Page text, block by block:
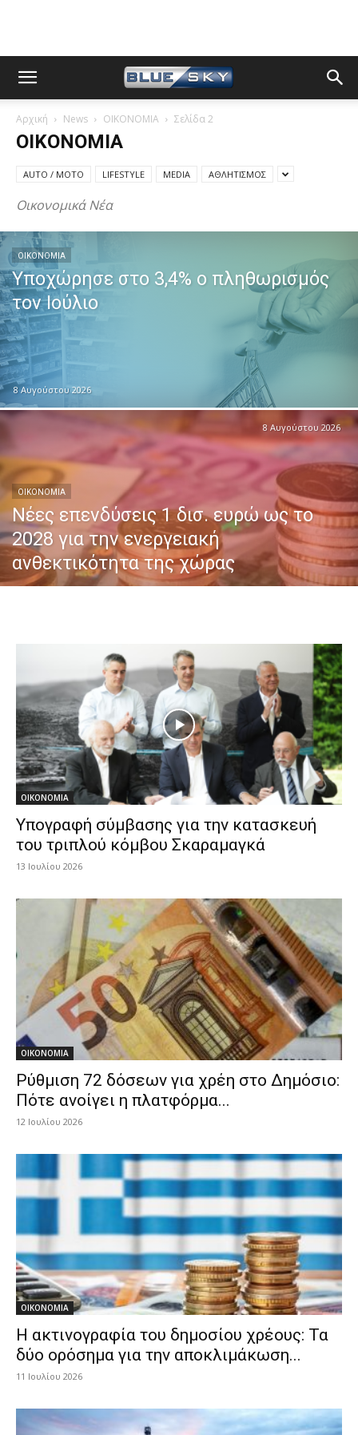
Αρχική News ΟΙΚΟΝΟΜΙΑ Σελίδα 2
ΟΙΚΟΝΟΜΙΑ
AUTO / MOTO LIFESTYLE MEDIA ΑΘΛΗΤΙΣΜΟΣ
Οικονομικά Νέα
ΟΙΚΟΝΟΜΙΑ
Υποχώρησε στο 3,4% ο πληθωρισμός
τον Ιούλιο
8 Αυγούστου 2026
ΟΙΚΟΝΟΜΙΑ
Νέες επενδύσεις 1 δισ. ευρώ ως το
2028 για την ενεργειακή
ανθεκτικότητα της χώρας
8 Αυγούστου 2026
ΟΙΚΟΝΟΜΙΑ
Υπογραφή σύμβασης για την κατασκευή
του τριπλού κόμβου Σκαραμαγκά
13 Ιουλίου 2026
ΟΙΚΟΝΟΜΙΑ
Ρύθμιση 72 δόσεων για χρέη στο Δημόσιο:
Πότε ανοίγει η πλατφόρμα...
12 Ιουλίου 2026
ΟΙΚΟΝΟΜΙΑ
Η ακτινογραφία του δημοσίου χρέους: Τα
δύο ορόσημα για την αποκλιμάκωση...
11 Ιουλίου 2026